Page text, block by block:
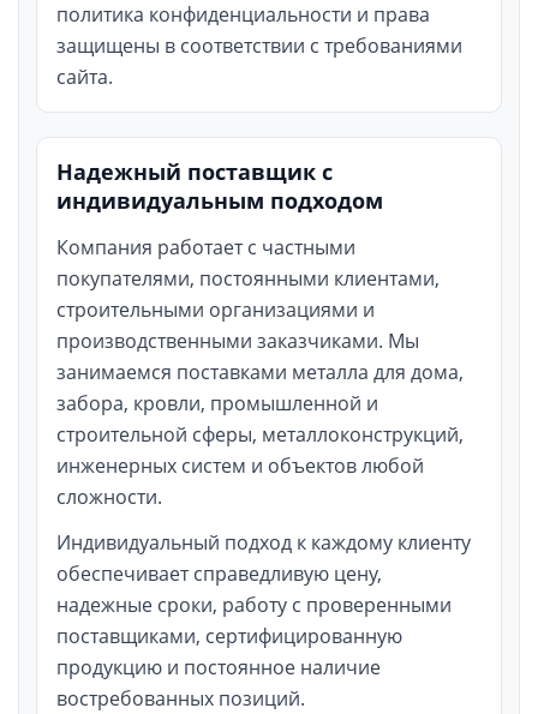
политика конфиденциальности и права
защищены в соответствии с требованиями
сайта.
Надежный поставщик с
индивидуальным подходом
Компания работает с частными
покупателями, постоянными клиентами,
строительными организациями и
производственными заказчиками. Мы
занимаемся поставками металла для дома,
забора, кровли, промышленной и
строительной сферы, металлоконструкций,
инженерных систем и объектов любой
сложности.
Индивидуальный подход к каждому клиенту
обеспечивает справедливую цену,
надежные сроки, работу с проверенными
поставщиками, сертифицированную
продукцию и постоянное наличие
востребованных позиций.